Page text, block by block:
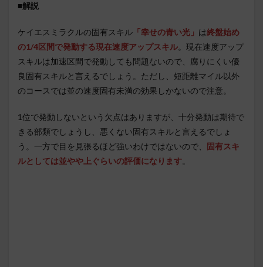
■解説
ケイエスミラクルの固有スキル 「幸せの青い光」 は終盤始め
の1/4区間で発動する現在速度アップスキル。 現在速度アップ
スキルは加速区間で発動しても問題ないので、腐りにくい優
良固有スキルと言えるでしょう。ただし、短距離マイル以外
のコースでは並の速度固有未満の効果しかないので注意。
1位で発動しないという欠点はありますが、十分発動は期待で
きる部類でしょうし、悪くない固有スキルと言えるでしょ
う。一方で目を見張るほど強いわけではないので、 固有スキ
ルとしては並やや上ぐらいの評価になります。